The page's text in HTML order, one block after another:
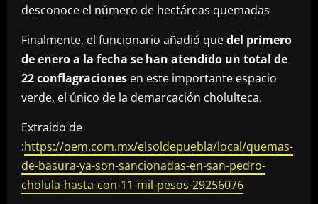
desconoce el número de hectáreas quemadas
Finalmente, el funcionario añadió quedel primero
de enero a la fecha se han atendido un total de
22 conflagraciones en este importante espacio
verde, el único de la demarcación cholulteca.
Extraido de
:https://oem.com.mx/elsoldepuebla/local/quemas-
de-basura-ya-son-sancionadas-en-san-pedro-
cholula-hasta-con-11-mil-pesos-29256076